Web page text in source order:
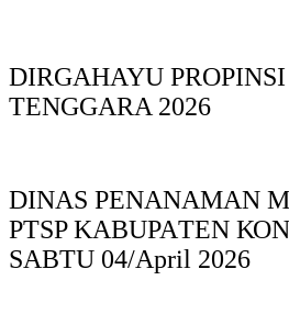
DIRGAHAYU
TENGGARA 2026
DINAS PΕΝΑΝΑΜAN
PTSP KABUPAΤΕΝ
SABTU 04/April 2026